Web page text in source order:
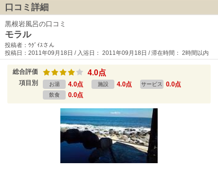
口コミ詳細
黒根岩風呂の口コミ
モラル
投稿者：ｳｸﾞｲｽさん
投稿日：2011年09月18日 / 入浴日： 2011年09月18日 / 滞在時間： 2時間以内
総合評価 4.0点
項目別 お湯 4.0点 施設 4.0点 サービス 0.0点
飲食 0.0点